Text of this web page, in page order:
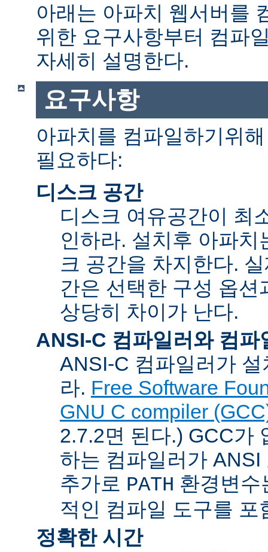
아래는 아파치 웹서버를
위한 요구사항부터 컴파
자세히 설명한다.
요구사항
아파치를 컴파일하기위
필요하다:
디스크 공간
디스크 여유공간이 최
인하라. 설치후 아파
크 공간을 차지한다.
간은 선택한 구성 옵
상당히 차이가 난다.
ANSI-C 컴파일러와 컴파
ANSI-C 컴파일러가
라. Free Software
GNU C compiler
2.7.2면 된다.) GCC가
하는 컴파일러가
추가로 PATH 환경변
적인 컴파일 도구를 포
정확한 시간